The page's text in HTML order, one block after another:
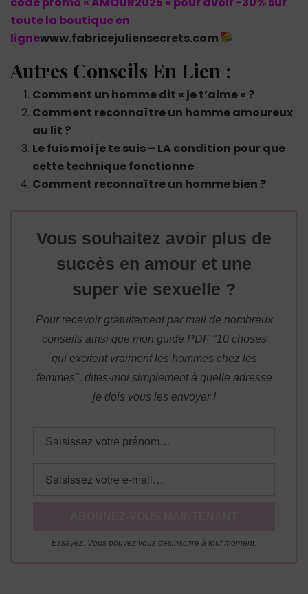
toute la boutique en
lignewww.fabricejuliensecrets.com
Autres Conseils En Lien :
Comment un homme dit « je t’aime » ?
Comment reconnaître un homme amoureux
au lit ?
Le fuis moi je te suis – LA condition pour que
cette technique fonctionne
Comment reconnaître un homme bien ?
Vous souhaitez avoir plus de
succès en amour et une
super vie sexuelle ?
Pour recevoir gratuitement par mail de nombreux
conseils ainsi que mon guide PDF "10 choses
qui excitent vraiment les hommes chez les
femmes", dites-moi simplement à quelle adresse
je dois vous les envoyer !
Essayez. Vous pouvez vous désinscrire à tout moment.